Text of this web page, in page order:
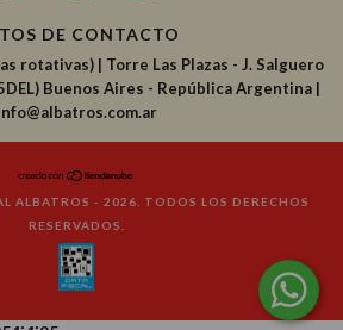
DE CONTACTO
rotativas)| Torre Las Plazas - J. Salguero
Buenos Aires - República Argentina |
ALBATROS - 2026. TODOS LOS DERECHOS
RESERVADOS.